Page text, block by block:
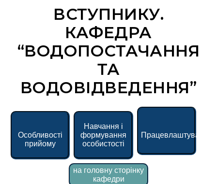
ВСТУПНИКУ.
КАФЕДРА
“ВОДОПОСТАЧАННЯ
ТА
ВОДОВІДВЕДЕННЯ”
Особливості
прийому
Навчання і
формування
особистості
Працевлаштування
на головну сторінку
кафедри